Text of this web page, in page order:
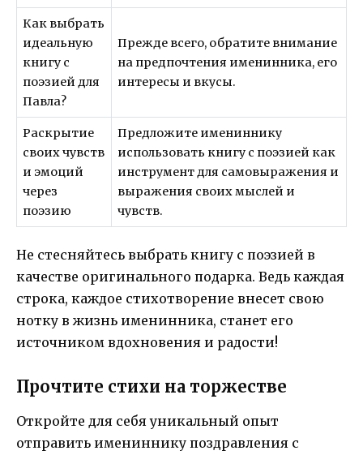
Как выбрать
идеальную
книгу с
поэзией для
Павла?
Прежде всего, обратите внимание
на предпочтения именинника, его
интересы и вкусы.
Раскрытие
своих чувств
и эмоций
через
поэзию
Предложите имениннику
использовать книгу с поэзией как
инструмент для самовыражения и
выражения своих мыслей и
чувств.
Не стесняйтесь выбрать книгу с поэзией в
качестве оригинального подарка. Ведь каждая
строка, каждое стихотворение внесет свою
нотку в жизнь именинника, станет его
источником вдохновения и радости!
Прочтите стихи на торжестве
Откройте для себя уникальный опыт
отправить имениннику поздравления с